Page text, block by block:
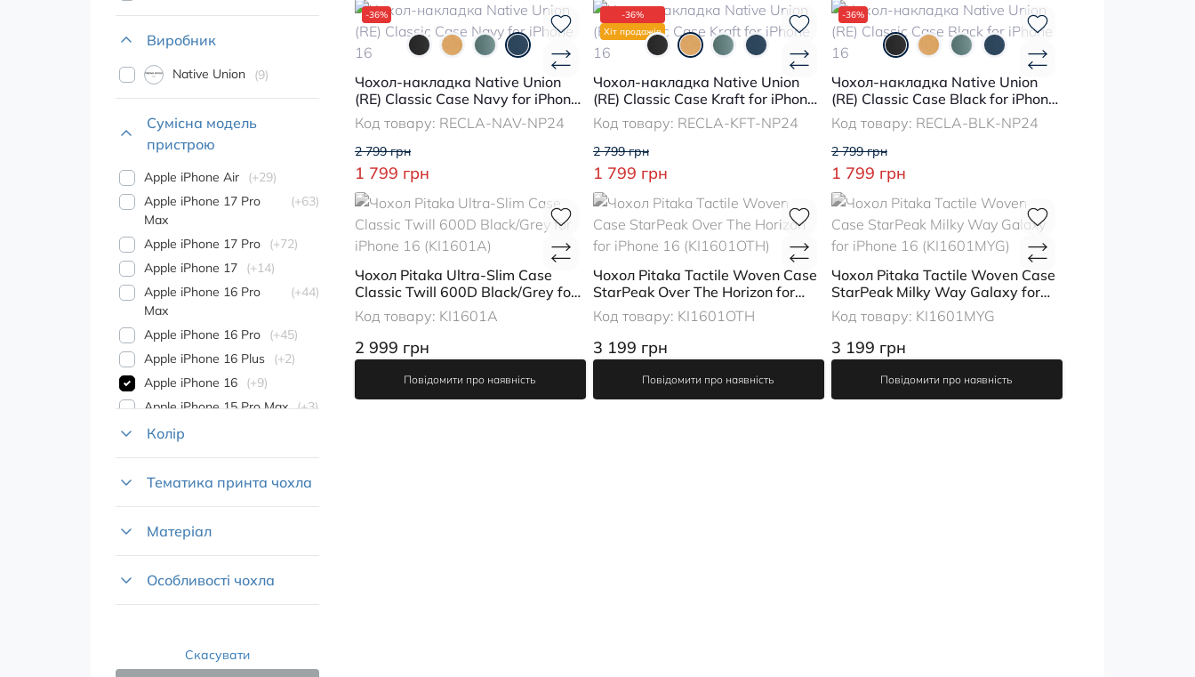
Виробник
Native Union 9
Сумісна модель
пристрою
Apple iPhone Air
+29
Apple iPhone 17 Pro
Max
+63
Apple iPhone 17 Pro
+72
Apple iPhone 17
+14
Apple iPhone 16 Pro
Max
+44
Apple iPhone 16 Pro
+45
Apple iPhone 16 Plus
+2
Apple iPhone 16
+9
Apple iPhone 15 Pro Max
+3
Apple iPhone 15 Pro
Apple iPhone 15 Plus
+16
Apple iPhone 15
+11
Apple iPhone 14 Plus
+16
Apple iPhone 14
Колір
Тематика принта чохла
Матеріал
Особливості чохла
Скасувати
-36%
Чохол-накладка Native Union
(RE) Classic Case Navy for iPhone
16
Код товару: RECLA-NAV-NP24
2 799 грн
1 799 грн
-36%
Хіт продажів
Чохол-накладка Native Union
(RE) Classic Case Kraft for iPhone
16
Код товару: RECLA-KFT-NP24
2 799 грн
1 799 грн
-36%
Чохол-накладка Native Union
(RE) Classic Case Black for iPhone
16
Код товару: RECLA-BLK-NP24
2 799 грн
1 799 грн
Чохол Pitaka Ultra-Slim Case
Classic Twill 600D Black/Grey for
iPhone 16 (KI1601A)
Код товару: KI1601A
2 999 грн
Повідомити про наявність
Чохол Pitaka Tactile Woven Case
StarPeak Over The Horizon for
iPhone 16 (KI1601OTH)
Код товару: KI1601OTH
3 199 грн
Повідомити про наявність
Чохол Pitaka Tactile Woven Case
StarPeak Milky Way Galaxy for
iPhone 16 (KI1601MYG)
Код товару: KI1601MYG
3 199 грн
Повідомити про наявність